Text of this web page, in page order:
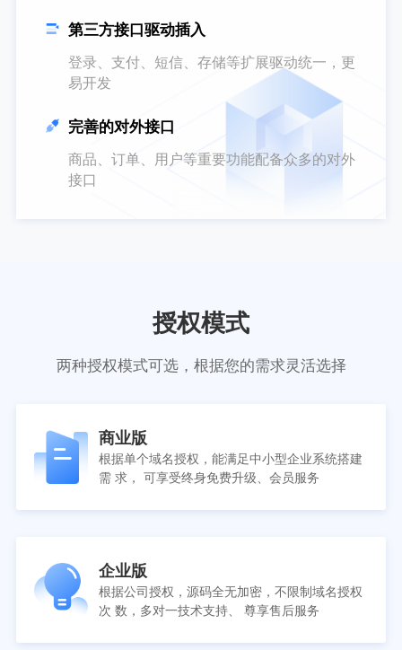
第三方接口驱动插入
登录、支付、短信、存储等扩展驱动统一，更
易开发
完善的对外接口
商品、订单、用户等重要功能配备众多的对外
接口
授权模式
两种授权模式可选，根据您的需求灵活选择
商业版
根据单个域名授权，能满足中小型企业系统搭建
需 求， 可享受终身免费升级、会员服务
企业版
根据公司授权，源码全无加密，不限制域名授权
次 数，多对一技术支持、 尊享售后服务